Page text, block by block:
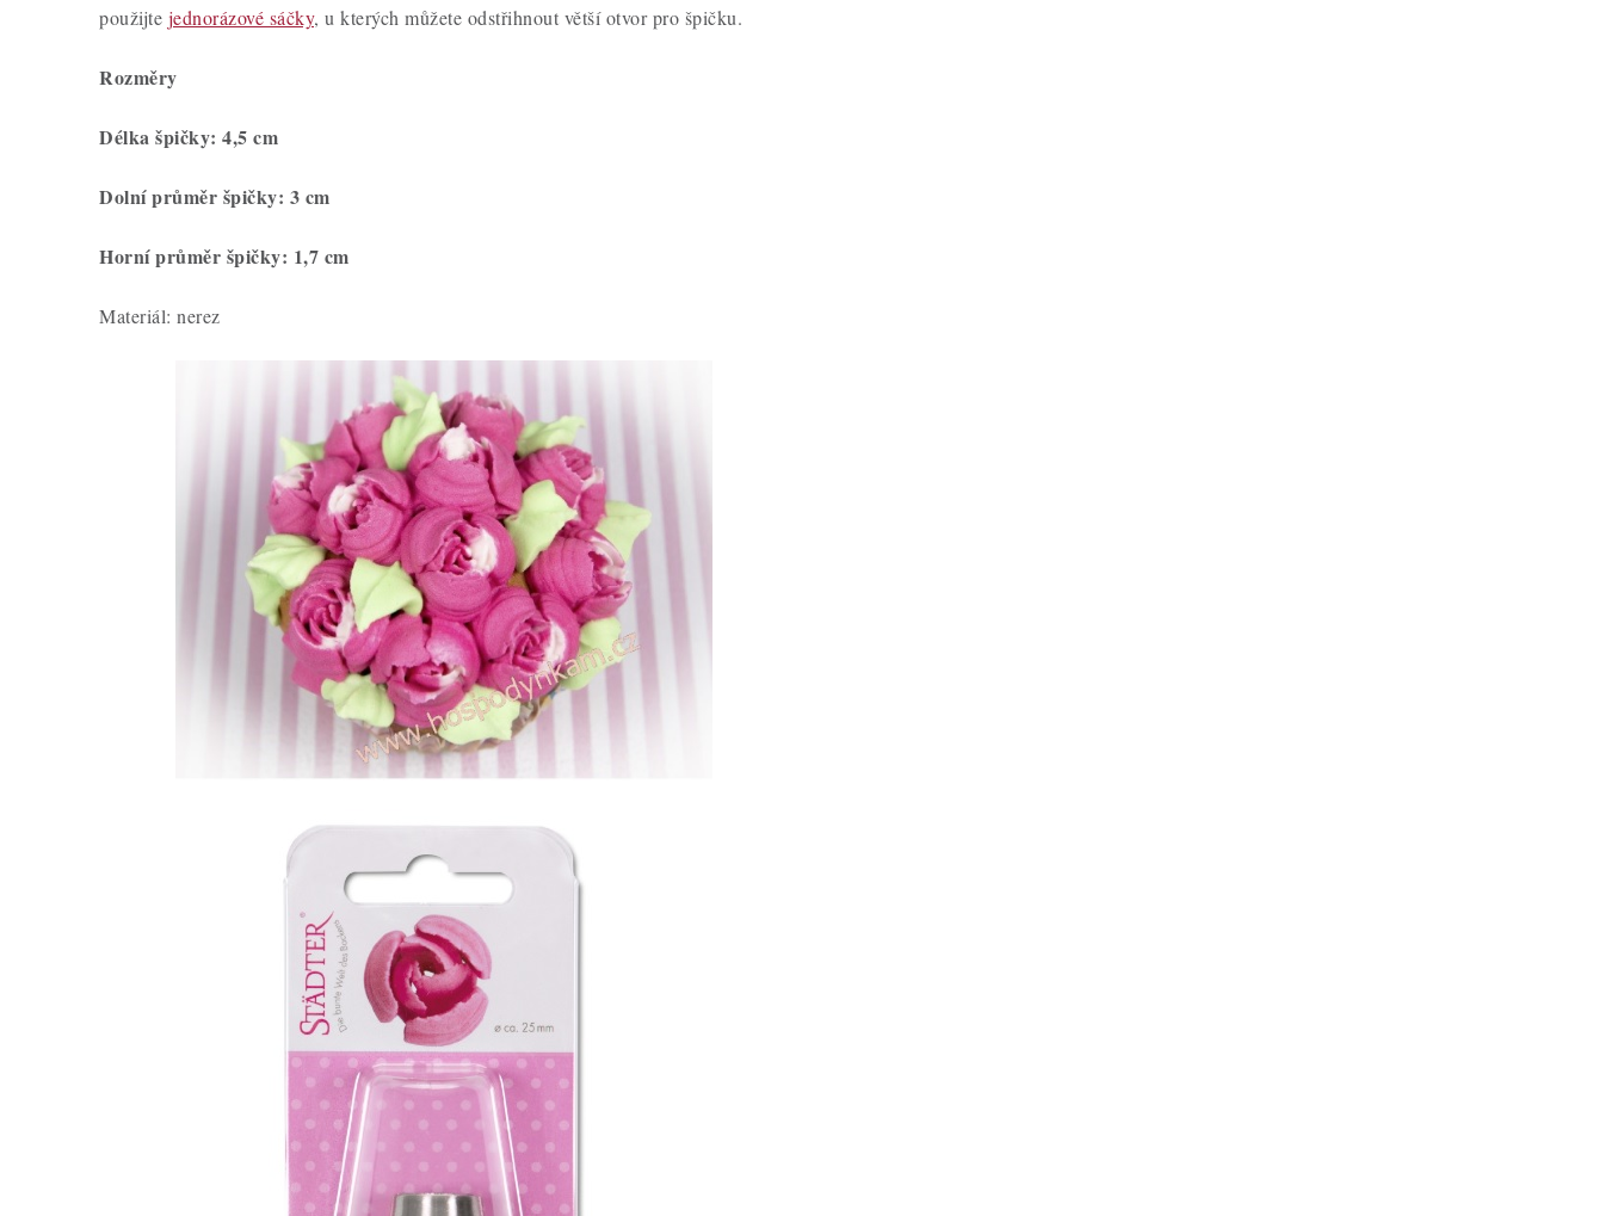
použijte jednorázové sáčky, u kterých můžete odstřihnout větší otvor pro špičku.
Rozměry
Délka špičky: 4,5 cm
Dolní průměr špičky: 3 cm
Horní průměr špičky: 1,7 cm
Materiál: nerez